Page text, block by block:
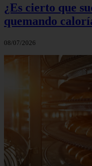
¿Es cierto que
quemando
08/07/2026